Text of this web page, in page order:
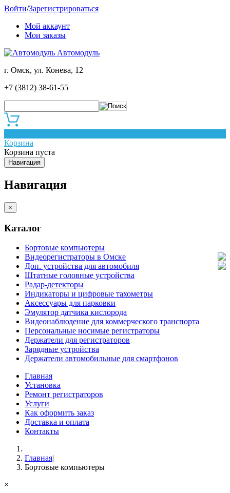
Войти/Зарегистрироваться
Мой аккаунт
Мои заказы
Автомодуль
г. Омск, ул. Конева, 12
+7 (3812) 38-61-55
Корзина
Корзина пуста
Навигация
Навигация
×
Каталог
Бортовые компьютеры
Видеорегистраторы в Омске
Доп. устройства для автомобиля
Штатные головные устройства
Радар-детекторы
Индикаторы и цифровые тахометры
Аксессуары для парковки
Эмулятор датчика кислорода
Видеонаблюдение для коммерческого транспорта
Персональные носимые регистраторы
Держатели для регистраторов
Зарядные устройства
Держатели автомобильные для смартфонов
Главная
Установка
Ремонт регистраторов
Услуги
Как оформить заказ
Доставка и оплата
Контакты
Главная|
Бортовые компьютеры
×